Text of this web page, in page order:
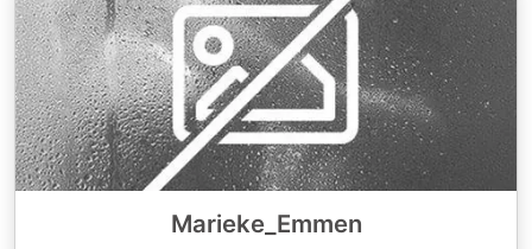
Marieke_Emmen